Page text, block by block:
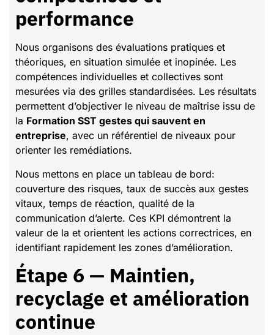
performance
Nous organisons des évaluations pratiques et
théoriques, en situation simulée et inopinée. Les
compétences individuelles et collectives sont
mesurées via des grilles standardisées. Les résultats
permettent d’objectiver le niveau de maîtrise issu de
la Formation SST gestes qui sauvent en
entreprise, avec un référentiel de niveaux pour
orienter les remédiations.
Nous mettons en place un tableau de bord:
couverture des risques, taux de succès aux gestes
vitaux, temps de réaction, qualité de la
communication d’alerte. Ces KPI démontrent la
valeur de la et orientent les actions correctrices, en
identifiant rapidement les zones d’amélioration.
Étape 6 — Maintien,
recyclage et amélioration
continue